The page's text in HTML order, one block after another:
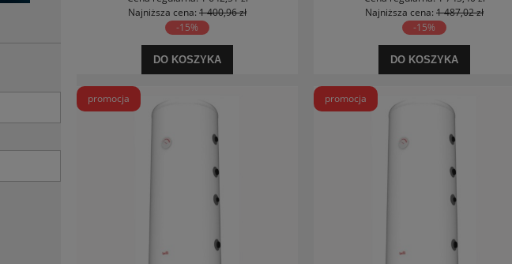
Najniższa cena: 1 400,96 zł
-15%
DO KOSZYKA
Najniższa cena: 1 487,02 zł
-15%
DO KOSZYKA
promocja promocja